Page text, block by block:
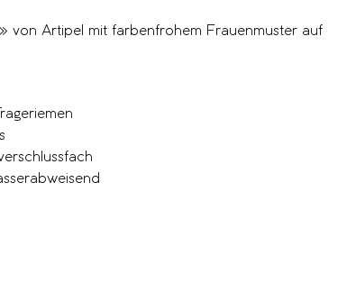
von Artipel mit farbenfrohem Frauenmuster auf